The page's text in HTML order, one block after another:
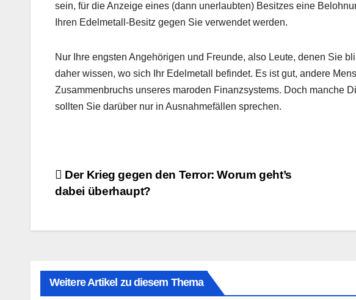
sein, für die Anzeige eines (dann unerlaubten) Besitzes eine
Ihren Edelmetall-Besitz gegen Sie verwendet werden.
Nur Ihre engsten Angehörigen und Freunde, also Leute, denen Sie
daher wissen, wo sich Ihr Edelmetall befindet. Es ist gut, andere
Zusammenbruchs unseres maroden Finanzsystems. Doch manche
sollten Sie darüber nur in Ausnahmefällen sprechen.
Beitragsnavigation
Der Krieg gegen den Terror: Worum geht’s
dabei überhaupt?
Weitere Artikel zu diesem Thema